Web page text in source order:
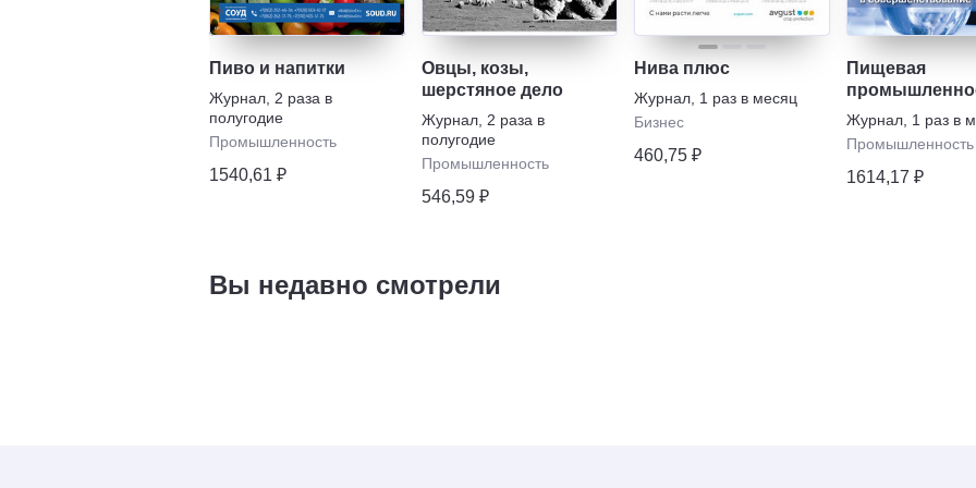
Пиво и напитки
Журнал 2 раза в
полугодие
Промышленность
1540,61 ₽
Овцы, козы,
шерстяное дело
Журнал 2 раза в
полугодие
Промышленность
546,59 ₽
Нива плюс
Журнал 1 раз в месяц
Бизнес
460,75 ₽
Пищевая
Журнал 1 раз в
Промышленность
1614,17 ₽
Вы недавно смотрели